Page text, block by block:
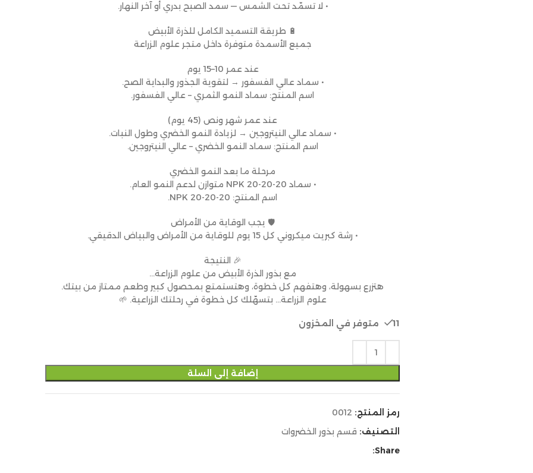
• لا تسمّد تحت الشمس — سمد الصبح بدري أو آخر النهار.
🔋 طريقة التسميد الكامل للذرة الأبيض
جميع الأسمدة متوفرة داخل متجر علوم الزراعة
عند عمر 10–15 يوم
• سماد عالي الفسفور → لتقوية الجذور والبداية الصح.
اسم المنتج: سماد النمو الثمري – عالي الفسفور.
عند عمر شهر ونص (45 يوم)
• سماد عالي النيتروجين → لزيادة النمو الخضري وطول النبات.
اسم المنتج: سماد النمو الخضري – عالي النيتروجين.
مرحلة ما بعد النمو الخضري
• سماد NPK 20-20-20 متوازن لدعم النمو العام.
اسم المنتج: NPK 20-20-20.
🛡 يجب الوقاية من الأمراض
• رشة كبريت ميكروني كل 15 يوم للوقاية من الأمراض والبياض الدقيقي.
🎉 النتيجة
مع بذور الذرة الأبيض من علوم الزراعة…
هتزرع بسهولة، وهتفهم كل خطوة، وهتستمتع بمحصول كبير وطعم ممتاز من بيتك.
علوم الزراعة… بتسهّلك كل خطوة في رحلتك الزراعية. 🌱
11 متوفر في المخزون
إضافة إلى السلة
رمز المنتج: 0012
التصنيف: قسم بذور الخضروات
Share: